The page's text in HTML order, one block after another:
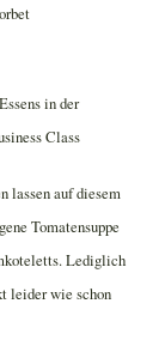
lassen auf diesem
Tomatensuppe
Lediglich
leider wie schon